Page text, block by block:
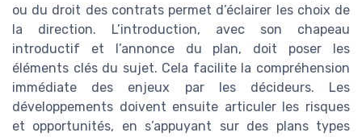
ou du droit des contrats permet d’éclairer les choix de
la direction. L’introduction, avec son chapeau
introductif et l’annonce du plan, doit poser les
éléments clés du sujet. Cela facilite la compréhension
immédiate des enjeux par les décideurs. Les
développements doivent ensuite articuler les risques
et opportunités, en s’appuyant sur des plans types